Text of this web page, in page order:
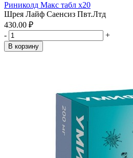
Риниколд Макс табл x20
Шрея Лайф Саенсиз Пвт.Лтд
430.00 ₽
-
+
В корзину